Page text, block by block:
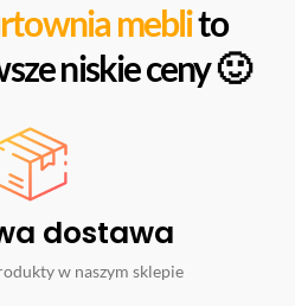
meblito
niskie ceny 🙂
dostawa
w naszym sklepie